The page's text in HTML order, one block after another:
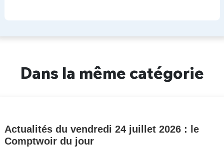
Dans la même catégorie
Actualités du vendredi 24 juillet 2026 : le
Comptwoir du jour